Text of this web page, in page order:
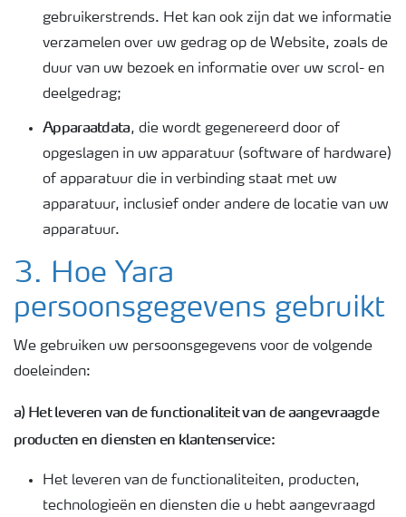
gebruikerstrends. Het kan ook zijn dat we informatie
verzamelen over uw gedrag op de Website, zoals de
duur van uw bezoek en informatie over uw scrol- en
deelgedrag;
Apparaatdata, die wordt gegenereerd door of
opgeslagen in uw apparatuur (software of hardware)
of apparatuur die in verbinding staat met uw
apparatuur, inclusief onder andere de locatie van uw
apparatuur.
3. Hoe Yara
persoonsgegevens gebruikt
We gebruiken uw persoonsgegevens voor de volgende
doeleinden:
a) Het leveren van de functionaliteit van de aangevraagde
producten en diensten en klantenservice:
Het leveren van de functionaliteiten, producten,
technologieën en diensten die u hebt aangevraagd